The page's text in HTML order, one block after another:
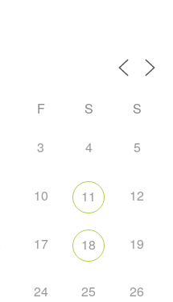
F S S
3 4 5
10 11 12
17 18 19
24 25 26